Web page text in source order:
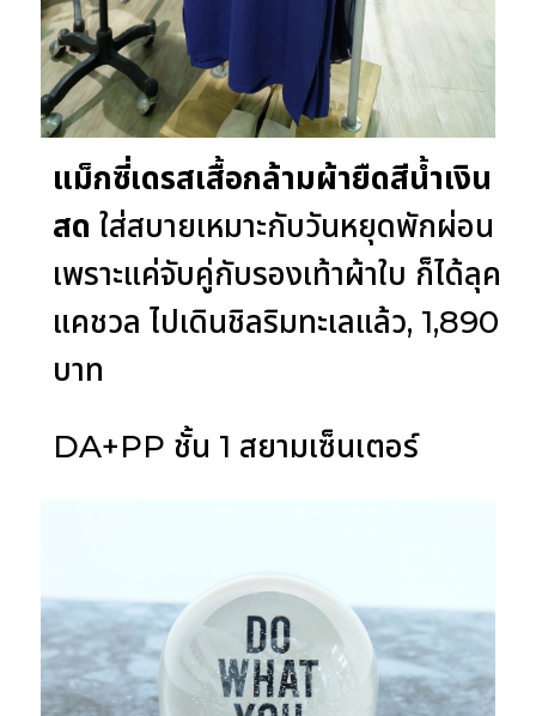
แม็กซี่เดรสเสื้อกล้ามผ้ายืดสีน้ำเงิน
สด ใส่สบายเหมาะกับวันหยุดพักผ่อน
เพราะแค่จับคู่กับรองเท้าผ้าใบ ก็ได้ลุค
แคชวล ไปเดินชิลริมทะเลแล้ว, 1,890
บาท
DA+PP ชั้น 1 สยามเซ็นเตอร์